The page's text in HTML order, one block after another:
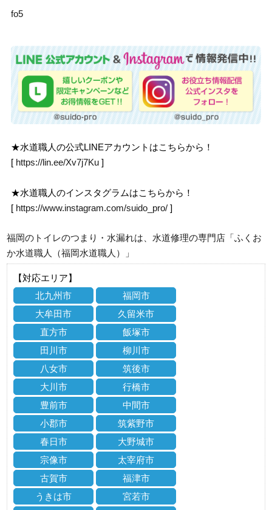
fo5
★水道職人の公式LINEアカウントはこちらから！
[ https://lin.ee/Xv7j7Ku ]
★水道職人のインスタグラムはこちらから！
[ https://www.instagram.com/suido_pro/ ]
福岡のトイレのつまり・水漏れは、水道修理の専門店「ふくお
か水道職人（福岡水道職人）」
【対応エリア】
北九州市
福岡市
大牟田市
久留米市
直方市
飯塚市
田川市
柳川市
八女市
筑後市
大川市
行橋市
豊前市
中間市
小郡市
筑紫野市
春日市
大野城市
宗像市
太宰府市
古賀市
福津市
うきは市
宮若市